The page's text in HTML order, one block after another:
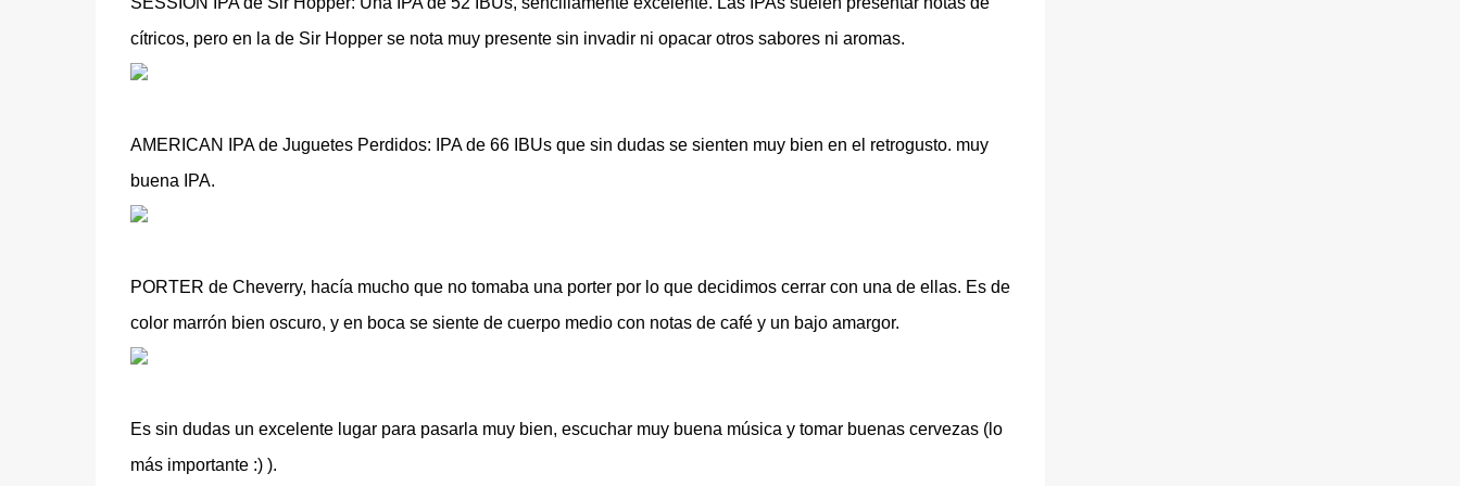
cítricos, pero en la de Sir Hopper se nota muy presente sin invadir ni opacar otros sabores ni aromas.
AMERICAN IPA de Juguetes Perdidos: IPA de 66 IBUs que sin dudas se sienten muy bien en el retrogusto. muy
buena IPA.
PORTER de Cheverry, hacía mucho que no tomaba una porter por lo que decidimos cerrar con una de ellas. Es de
color marrón bien oscuro, y en boca se siente de cuerpo medio con notas de café y un bajo amargor.
Es sin dudas un excelente lugar para pasarla muy bien, escuchar muy buena música y tomar buenas cervezas (lo
más importante :) ).